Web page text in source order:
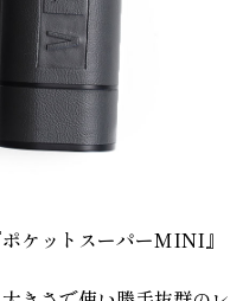
ケットスーパーMINI』